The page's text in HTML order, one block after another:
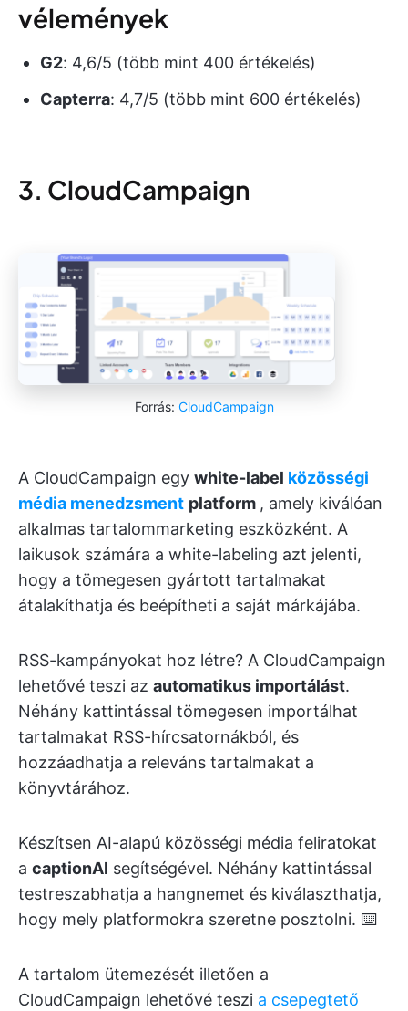
vélemények
G2: 4,6/5 (több mint 400 értékelés)
Capterra: 4,7/5 (több mint 600 értékelés)
3. CloudCampaign
Forrás: CloudCampaign
A CloudCampaign egy white-label közösségi
média menedzsment platform , amely kiválóan
alkalmas tartalommarketing eszközként. A
laikusok számára a white-labeling azt jelenti,
hogy a tömegesen gyártott tartalmakat
átalakíthatja és beépítheti a saját márkájába.
RSS-kampányokat hoz létre? A CloudCampaign
lehetővé teszi az automatikus importálást.
Néhány kattintással tömegesen importálhat
tartalmakat RSS-hírcsatornákból, és
hozzáadhatja a releváns tartalmakat a
könyvtárához.
Készítsen AI-alapú közösségi média feliratokat
a captionAI segítségével. Néhány kattintással
testreszabhatja a hangnemet és kiválaszthatja,
hogy mely platformokra szeretne posztolni. ⌨️
A tartalom ütemezését illetően a
CloudCampaign lehetővé teszi a csepegtető